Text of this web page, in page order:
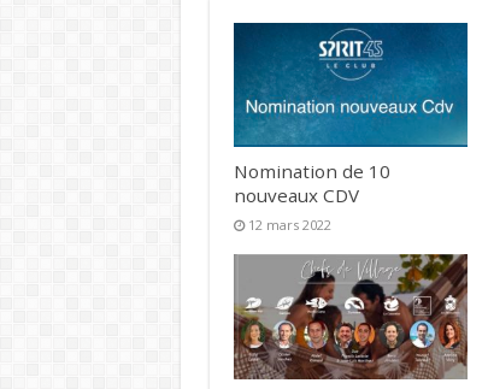
Nomination de 10
nouveaux CDV
12 mars 2022